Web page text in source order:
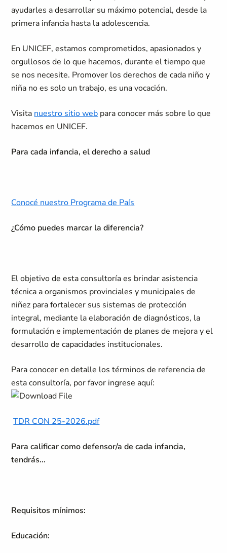
ayudarles a desarrollar su máximo potencial, desde la
primera infancia hasta la adolescencia.
En UNICEF, estamos comprometidos, apasionados y
orgullosos de lo que hacemos, durante el tiempo que
se nos necesite. Promover los derechos de cada niño y
niña no es solo un trabajo, es una vocación.
Visita nuestro sitio web para conocer más sobre lo que
hacemos en UNICEF.
Para cada infancia, el derecho a salud
Conocé nuestro Programa de País
¿Cómo puedes marcar la diferencia?
El objetivo de esta consultoría es brindar asistencia
técnica a organismos provinciales y municipales de
niñez para fortalecer sus sistemas de protección
integral, mediante la elaboración de diagnósticos, la
formulación e implementación de planes de mejora y el
desarrollo de capacidades institucionales.
Para conocer en detalle los términos de referencia de
esta consultoría, por favor ingrese aquí:
TDR CON 25-2026.pdf
Para calificar como defensor/a de cada infancia,
tendrás...
Requisitos mínimos:
Educación: